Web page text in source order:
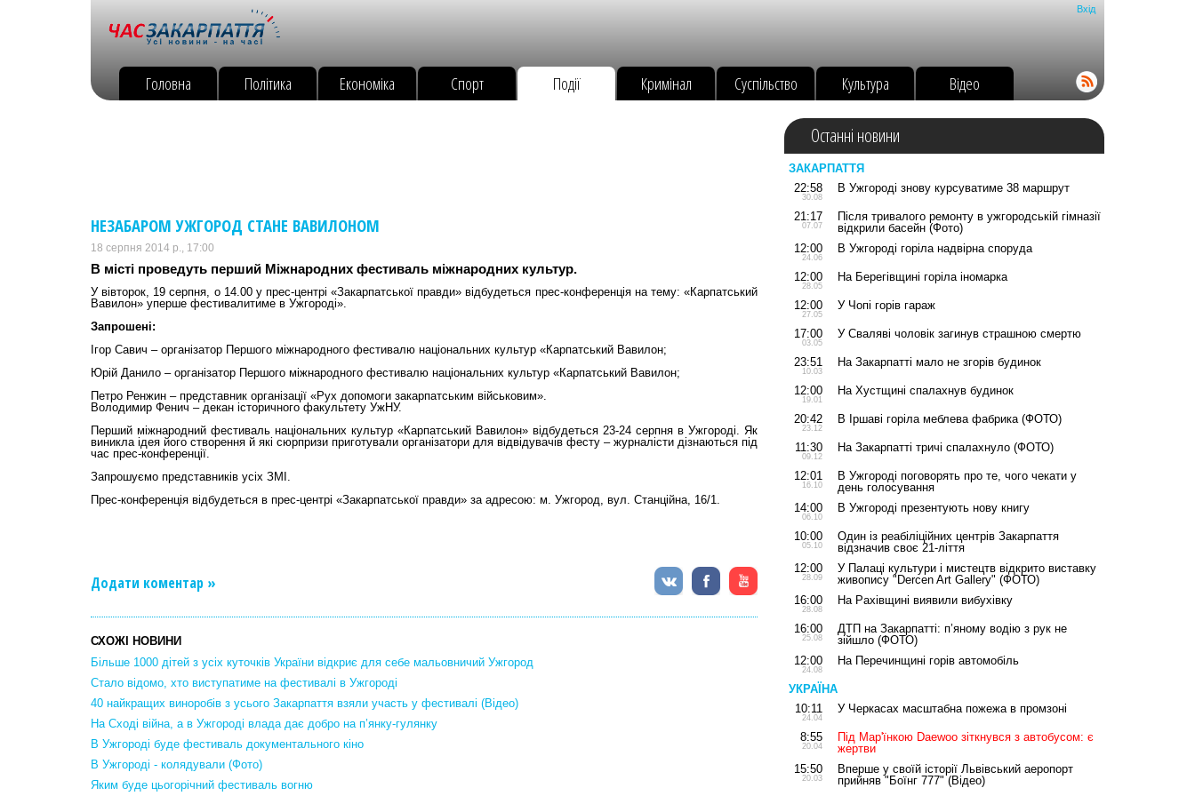
Вхід
Головна Політика Економіка Спорт Події Кримінал Суспільство Культура Відео
НЕЗАБАРОМ УЖГОРОД СТАНЕ ВАВИЛОНОМ
18 серпня 2014 р., 17:00
В місті проведуть перший Міжнародних фестиваль міжнародних культур.
У вівторок, 19 серпня, о 14.00 у прес-центрі «Закарпатської правди» відбудеться прес-конференція на тему: «Карпатський
Вавилон» уперше фестивалитиме в Ужгороді».
Запрошені:
Ігор Савич – організатор Першого міжнародного фестивалю національних культур «Карпатський Вавилон;
Юрій Данило – організатор Першого міжнародного фестивалю національних культур «Карпатський Вавилон;
Петро Ренжин – представник організації «Рух допомоги закарпатським військовим».
Володимир Фенич – декан історичного факультету УжНУ.
Перший міжнародний фестиваль національних культур «Карпатський Вавилон» відбудеться 23-24 серпня в Ужгороді. Як
виникла ідея його створення й які сюрпризи приготували організатори для відвідувачів фесту – журналісти дізнаються під
час прес-конференції.
Запрошуємо представників усіх ЗМІ.
Прес-конференція відбудеться в прес-центрі «Закарпатської правди» за адресою: м. Ужгород, вул. Станційна, 16/1.
Додати коментар »
СХОЖІ НОВИНИ
Більше 1000 дітей з усіх куточків України відкриє для себе мальовничий Ужгород
Стало відомо, хто виступатиме на фестивалі в Ужгороді
40 найкращих виноробів з усього Закарпаття взяли участь у фестивалі (Відео)
На Сході війна, а в Ужгороді влада дає добро на п’янку-гулянку
В Ужгороді буде фестиваль документального кіно
В Ужгороді - колядували (Фото)
Яким буде цьогорічний фестиваль вогню
Останні новини
ЗАКАРПАТТЯ
22:58
30.08
В Ужгороді знову курсуватиме 38 маршрут
21:17
07.07
Після тривалого ремонту в ужгородській гімназії
відкрили басейн (Фото)
12:00
24.06
В Ужгороді горіла надвірна споруда
12:00
28.05
На Берегівщині горіла іномарка
12:00
27.05
У Чопі горів гараж
17:00
03.05
У Сваляві чоловік загинув страшною смертю
23:51
10.03
На Закарпатті мало не згорів будинок
12:00
19.01
На Хустщині спалахнув будинок
20:42
23.12
В Іршаві горіла меблева фабрика (ФОТО)
11:30
09.12
На Закарпатті тричі спалахнуло (ФОТО)
12:01
16.10
В Ужгороді поговорять про те, чого чекати у
день голосування
14:00
06.10
В Ужгороді презентують нову книгу
10:00
05.10
Один із реабіліційних центрів Закарпаття
відзначив своє 21-ліття
12:00
28.09
У Палаці культури і мистецтв відкрито виставку
живопису "Dercen Art Gallery" (ФОТО)
16:00
28.08
На Рахівщині виявили вибухівку
16:00
25.08
ДТП на Закарпатті: п’яному водію з рук не
зійшло (ФОТО)
12:00
24.08
На Перечинщині горів автомобіль
УКРАЇНА
10:11
24.04
У Черкасах масштабна пожежа в промзоні
8:55
20.04
Під Мар'їнкою Daewoo зіткнувся з автобусом: є
жертви
15:50
20.03
Вперше у своїй історії Львівський аеропорт
прийняв "Боїнг 777" (Відео)